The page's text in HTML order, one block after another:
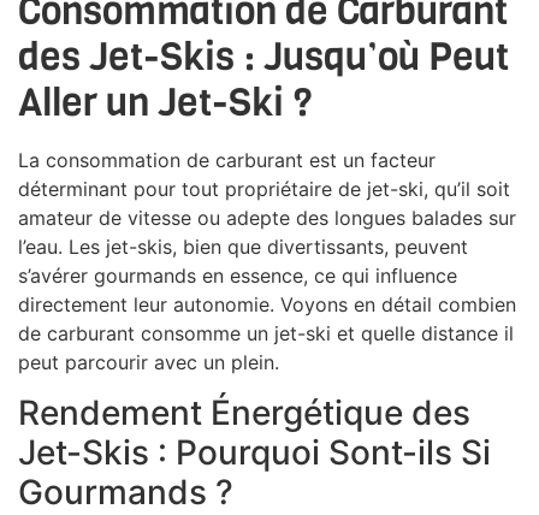
Consommation de Carburant
des Jet-Skis : Jusqu’où Peut
Aller un Jet-Ski ?
La consommation de carburant est un facteur
déterminant pour tout propriétaire de jet-ski, qu’il soit
amateur de vitesse ou adepte des longues balades sur
l’eau. Les jet-skis, bien que divertissants, peuvent
s’avérer gourmands en essence, ce qui influence
directement leur autonomie. Voyons en détail combien
de carburant consomme un jet-ski et quelle distance il
peut parcourir avec un plein.
Rendement Énergétique des
Jet-Skis : Pourquoi Sont-ils Si
Gourmands ?